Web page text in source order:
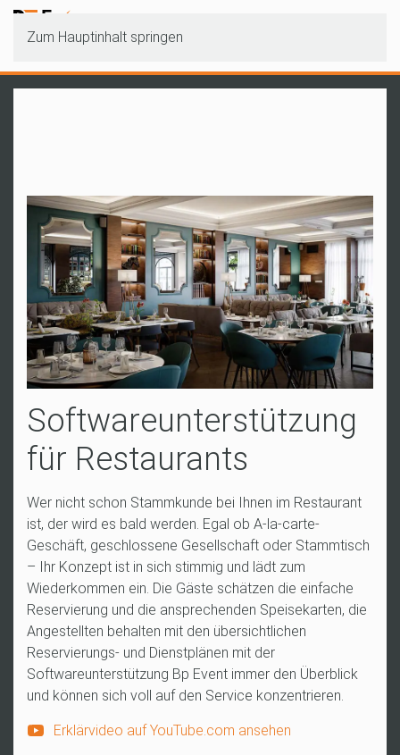
Zum Hauptinhalt springen
Softwareunterstützung
für Restaurants
Wer nicht schon Stammkunde bei Ihnen im Restaurant
ist, der wird es bald werden. Egal ob A-la-carte-
Geschäft, geschlossene Gesellschaft oder Stammtisch
– Ihr Konzept ist in sich stimmig und lädt zum
Wiederkommen ein. Die Gäste schätzen die einfache
Reservierung und die ansprechenden Speisekarten, die
Angestellten behalten mit den übersichtlichen
Reservierungs- und Dienstplänen mit der
Softwareunterstützung Bp Event immer den Überblick
und können sich voll auf den Service konzentrieren.
Erklärvideo auf YouTube.com ansehen